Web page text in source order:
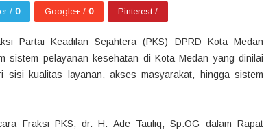
/ 0 Google+ / 0 Pinterest /
Partai Keadilan Sejahtera (PKS) DPRD Kota Medan
sistem pelayanan kesehatan di Kota Medan yang dinilai
sisi kualitas layanan, akses masyarakat, hingga sistem
Fraksi PKS, dr. H. Ade Taufiq, Sp.OG dalam Rapat